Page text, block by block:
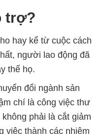
trợ?
hay kể từ cuộc cách
người lao động đã
thế họ.
đổi ngành sản
chí là công việc thư
phải là cắt giảm
việc thành các nhiệm